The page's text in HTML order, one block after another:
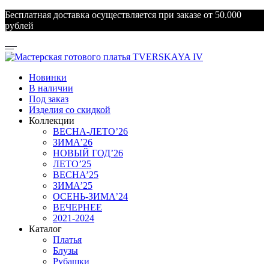
Бесплатная доставка осуществляется при заказе от 50.000
рублей
Новинки
В наличии
Под заказ
Изделия со скидкой
Коллекции
ВЕСНА-ЛЕТО’26
ЗИМА’26
НОВЫЙ ГОД’26
ЛЕТО’25
ВЕСНА’25
ЗИМА’25
ОСЕНЬ-ЗИМА’24
ВЕЧЕРНЕЕ
2021-2024
Каталог
Платья
Блузы
Рубашки